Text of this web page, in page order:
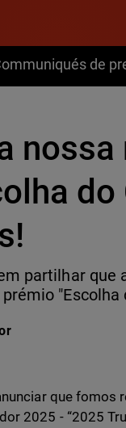
de
partilhar que
"Escolha
on Reddit
que fomos
2025 - “2025